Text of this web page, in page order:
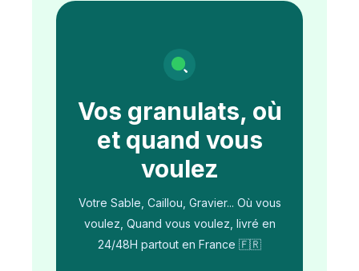
Vos granulats, où
et quand vous
voulez
Votre Sable, Caillou, Gravier... Où vous
voulez, Quand vous voulez, livré en
24/48H partout en France 🇫🇷